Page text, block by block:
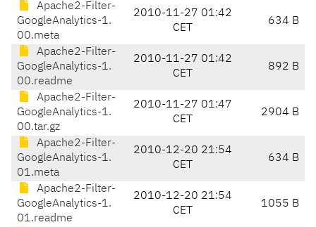
Apache2-Filter-
GoogleAnalytics-1.
00.meta
2010-11-27 01:42
CET
634 B
Apache2-Filter-
GoogleAnalytics-1.
00.readme
2010-11-27 01:42
CET
892 B
Apache2-Filter-
GoogleAnalytics-1.
00.tar.gz
2010-11-27 01:47
CET
2904 B
Apache2-Filter-
GoogleAnalytics-1.
01.meta
2010-12-20 21:54
CET
634 B
Apache2-Filter-
GoogleAnalytics-1.
01.readme
2010-12-20 21:54
CET
1055 B